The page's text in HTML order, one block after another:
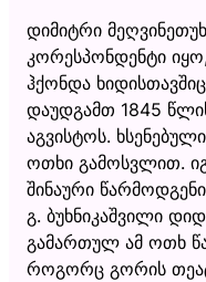
დიმიტრი
კორესპონდენტი
ჰქონდა
დაუდგამთ 1845
აგვისტოს.
ოთხი გამოსვლით.
შინაური
გ. ბუხნიკაშვილი
გამართულ ამ ოთხ
როგორც გორის